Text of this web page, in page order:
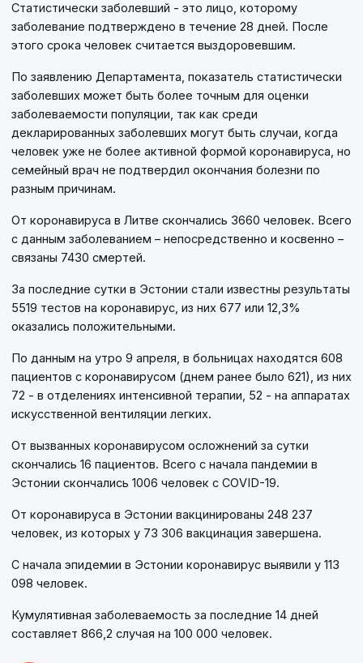
Статистически заболевший - это лицо, которому
заболевание подтверждено в течение 28 дней. После
этого срока человек считается выздоровевшим.
По заявлению Департамента, показатель статистически
заболевших может быть более точным для оценки
заболеваемости популяции, так как среди
декларированных заболевших могут быть случаи, когда
человек уже не более активной формой коронавируса, но
семейный врач не подтвердил окончания болезни по
разным причинам.
От коронавируса в Литве скончались 3660 человек. Всего
с данным заболеванием – непосредственно и косвенно –
связаны 7430 смертей.
За последние сутки в Эстонии стали известны результаты
5519 тестов на коронавирус, из них 677 или 12,3%
оказались положительными.
По данным на утро 9 апреля, в больницах находятся 608
пациентов с коронавирусом (днем ранее было 621), из них
72 - в отделениях интенсивной терапии, 52 - на аппаратах
искусственной вентиляции легких.
От вызванных коронавирусом осложнений за сутки
скончались 16 пациентов. Всего с начала пандемии в
Эстонии скончались 1006 человек с COVID-19.
От коронавируса в Эстонии вакцинированы 248 237
человек, из которых у 73 306 вакцинация завершена.
С начала эпидемии в Эстонии коронавирус выявили у 113
098 человек.
Кумулятивная заболеваемость за последние 14 дней
составляет 866,2 случая на 100 000 человек.